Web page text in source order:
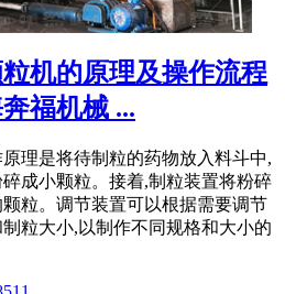
机的原理及操作流程
福机械 ...
理是将待制粒的药物放入料斗中,
成小颗粒。接着,制粒装置将粉碎
粒。调节装置可以根据需要调节
粒大小,以制作不同规格和大小的